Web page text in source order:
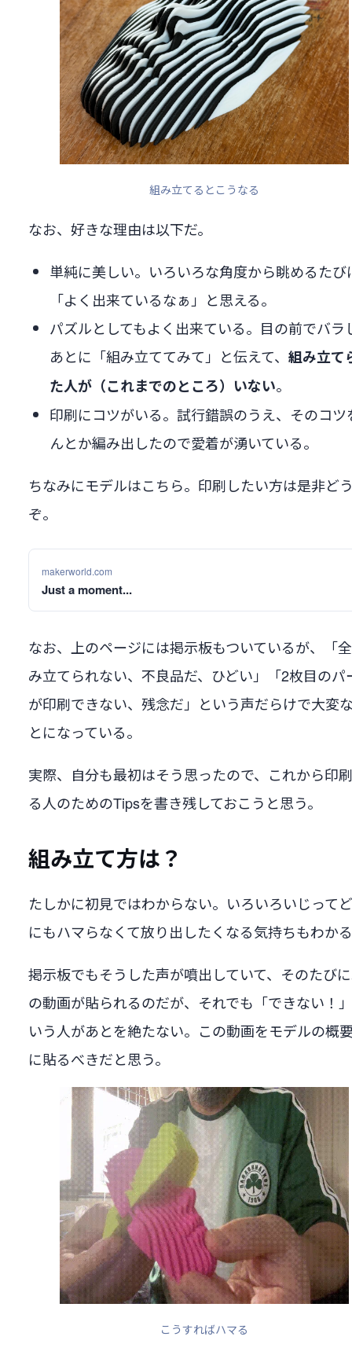
組み立てるとこうなる
なお、好きな理由は以下だ。
単純に美しい。いろいろな角度から眺めるたび
「よく出来ているなぁ」と思える。
パズルとしてもよく出来ている。目の前でバラ
あとに「組み立ててみて」と伝えて、 組み立て
た人が（これまでのところ）いない。
印刷にコツがいる。試行錯誤のうえ、そのコツ
んとか編み出したので愛着が湧いている。
ちなみにモデルはこちら。印刷したい方は是非ど
ぞ。
makerworld.com
Just a moment...
なお、上のページには掲示板もついているが、「
み立てられない、不良品だ、ひどい」「2枚目のパ
が印刷できない、残念だ」という声だらけで大変
とになっている。
実際、自分も最初はそう思ったので、これから印
る人のためのTipsを書き残しておこうと思う。
組み立て方は？
たしかに初見ではわからない。いろいろいじって
にもハマらなくて放り出したくなる気持ちもわか
掲示板でもそうした声が噴出していて、そのたび
の動画が貼られるのだが、それでも「できない！
いう人があとを絶たない。この動画をモデルの概
に貼るべきだと思う。
こうすればハマる